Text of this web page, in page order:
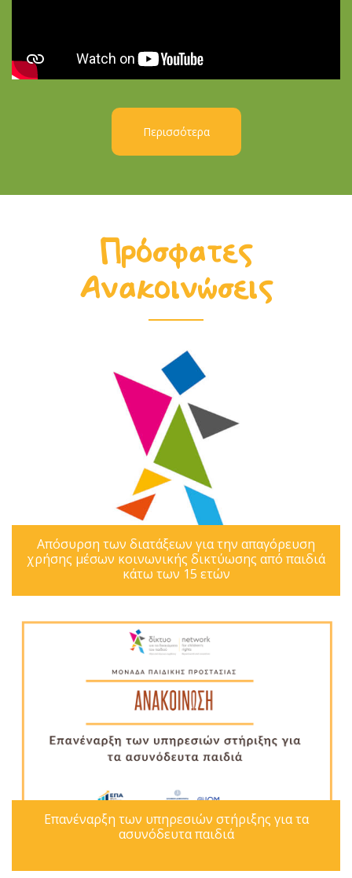
Περισσότερα
Πρόσφατες
Ανακοινώσεις
Απόσυρση των διατάξεων για την απαγόρευση
χρήσης μέσων κοινωνικής δικτύωσης από παιδιά
κάτω των 15 ετών
Επανέναρξη των υπηρεσιών στήριξης για τα
ασυνόδευτα παιδιά